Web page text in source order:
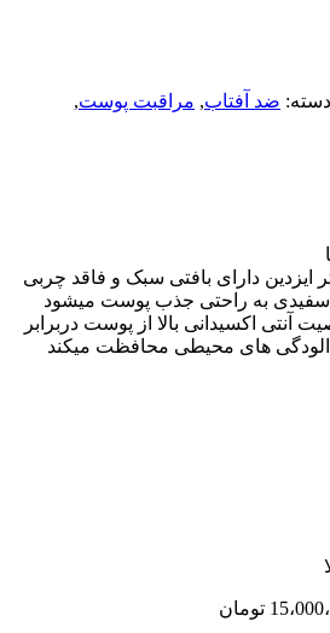
دسته: ضد آفتاب, مراقبت پوست,
ایزدین دارای بافتی سبک و فاقد چربی
سفیدی به راحتی جذب پوست میشود
آنتی اکسیدانی بالا از پوست دربرابر
های محیطی محافظت میکند